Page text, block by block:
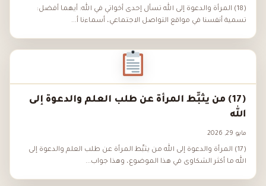
(18) المرأة والدعوة إلى الله تسأل إحدى أخواتي في الله: أيهما أفضل:
تسمية أنفسنا في مواقع التواصل الاجتماعي، أسماءنا أ...
(17) من يثبِّط المرأة عن طلب العلم والدعوة إلى
الله
مايو 29, 2026
(17) المرأة والدعوة إلى الله من يثبِّط المرأة عن طلب العلم والدعوة إلى
الله ما أكثر الشكاوى في هذا الموضوع، وهذا جواب...